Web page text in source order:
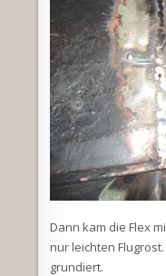
Dann kam die Flex
nur leichten
grundiert.